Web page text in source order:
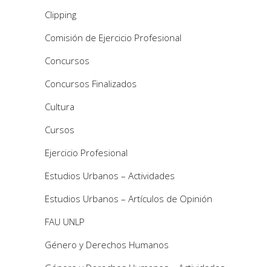
Clipping
Comisión de Ejercicio Profesional
Concursos
Concursos Finalizados
Cultura
Cursos
Ejercicio Profesional
Estudios Urbanos – Actividades
Estudios Urbanos – Artículos de Opinión
FAU UNLP
Género y Derechos Humanos